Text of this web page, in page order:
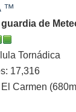
™
guardia de
Tornádica
17,316
Carmen